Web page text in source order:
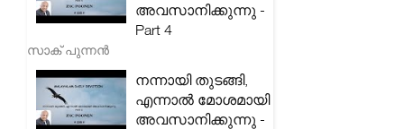
അവസാനിക്കുന്നു -
Part 4
സാക് പുന്നൻ
നന്നായി തുടങ്ങി,
എന്നാൽ മോശമായി
അവസാനിക്കുന്നു -